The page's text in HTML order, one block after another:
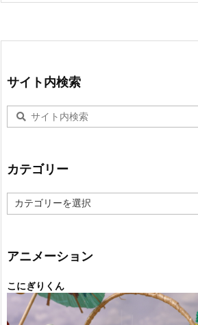
サイト内検索
カテゴリー
テ
ー
アニメーション
こにぎりくん